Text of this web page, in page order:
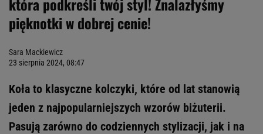
pięknotki w dobrej cenie!
Sara Mackiewicz
23 sierpnia 2024, 08:47
Koła to klasyczne kolczyki, które od lat stanowią
jeden z najpopularniejszych wzorów biżuterii.
Pasują zarówno do codziennych stylizacji, jak i na